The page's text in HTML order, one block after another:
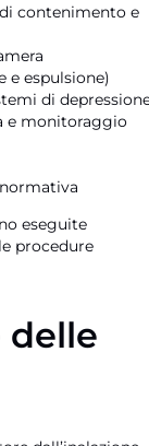
contenimento e
e espulsione)
di
e monitoraggio
eseguite
procedure
delle